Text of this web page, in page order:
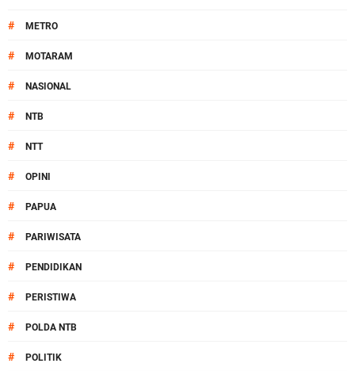
# METRO
# MOTARAM
# NASIONAL
# NTB
# NTT
# OPINI
# PAPUA
# PARIWISATA
# PENDIDIKAN
# PERISTIWA
# POLDA NTB
# POLITIK